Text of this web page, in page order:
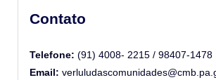
Contato
Telefone: (91) 4008- 2215 / 98407-1478
Email: